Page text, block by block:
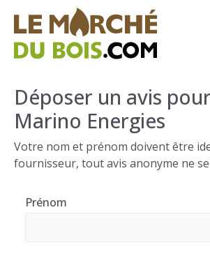
CHAUFFAGE AU BOIS
FAQ
CALCULER SA CONSOMMATION
Déposer un avis
Marino Energies
Votre nom et prénom doivent être
fournisseur, tout avis anonyme ne
Prénom